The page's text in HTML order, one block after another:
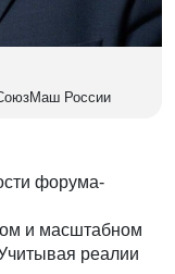
России
форума-
и масштабном
реалии